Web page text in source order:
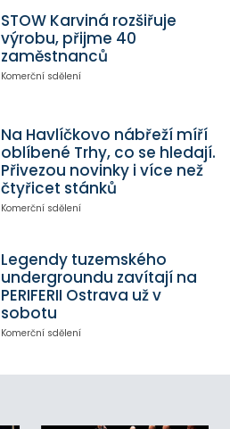
STOW Karviná rozšiřuje
výrobu, přijme 40
zaměstnanců
Komerční sdělení
Na Havlíčkovo nábřeží míří
oblíbené Trhy, co se hledají.
Přivezou novinky i více než
čtyřicet stánků
Komerční sdělení
Legendy tuzemského
undergroundu zavítají na
PERIFERII Ostrava už v
sobotu
Komerční sdělení